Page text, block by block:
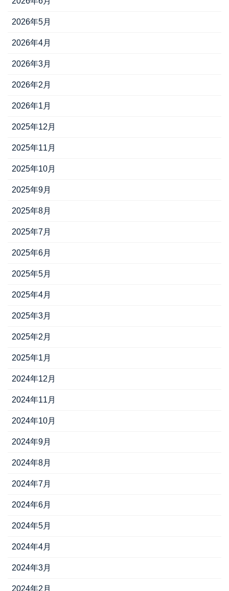
2026年5月
2026年4月
2026年3月
2026年2月
2026年1月
2025年12月
2025年11月
2025年10月
2025年9月
2025年8月
2025年7月
2025年6月
2025年5月
2025年4月
2025年3月
2025年2月
2025年1月
2024年12月
2024年11月
2024年10月
2024年9月
2024年8月
2024年7月
2024年6月
2024年5月
2024年4月
2024年3月
2024年2月